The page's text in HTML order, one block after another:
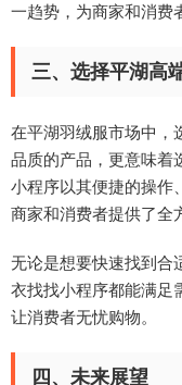
一趋势，为商家和消费
三、选择平湖高
在平湖羽绒服市场中，
品质的产品，更意味着
小程序以其便捷的操作
商家和消费者提供了全
无论是想要快速找到合
衣找找小程序都能满足
让消费者无忧购物。
四、未来展望